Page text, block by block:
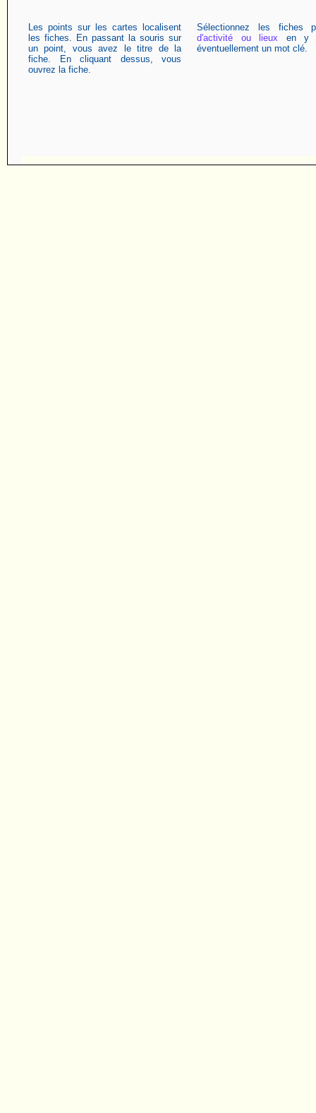
Les points sur les cartes localisent
les fiches. En passant la souris sur
un point, vous avez le titre de la
fiche. En cliquant dessus, vous
ouvrez la fiche.
Sélectionnez les fiches
d'activité ou lieux en y
éventuellement un mot clé.